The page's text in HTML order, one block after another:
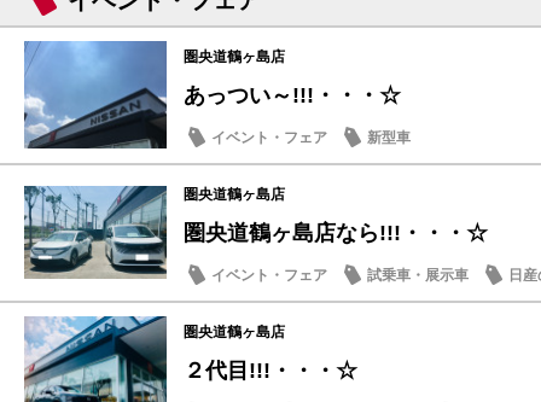
圏央道鶴ヶ島店
あっつい～!!!・・・☆
イベント・フェア 新型車
圏央道鶴ヶ島店
圏央道鶴ヶ島店なら!!!・・・☆
イベント・フェア 試乗車・展示車 日
圏央道鶴ヶ島店
２代目!!!・・・☆